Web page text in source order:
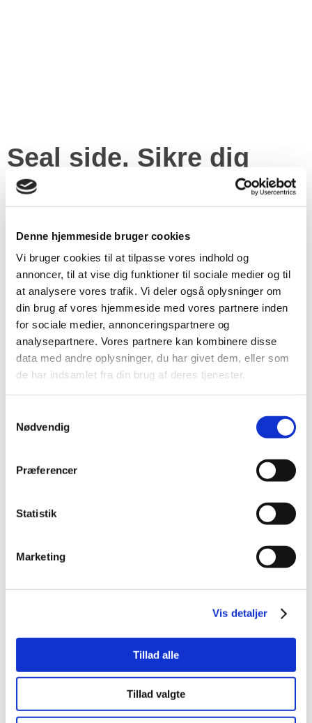
Denne hjemmeside bruger cookies
Vi bruger cookies til at tilpasse vores indhold og
annoncer, til at vise dig funktioner til sociale medier og til
at analysere vores trafik. Vi deler også oplysninger om
din brug af vores hjemmeside med vores partnere inden
for sociale medier, annonceringspartnere og
analysepartnere. Vores partnere kan kombinere disse
data med andre oplysninger, du har givet dem, eller som
de har indsamlet fra din brug af deres tjenester.
Nødvendig
Præferencer
Statistik
Marketing
Vis detaljer
Tillad alle
Tillad valgte
Seal side. Sikre dig
mod sollys, vinden og
regnvand
Undgå vand der splasher ud fra loftet med tætning mellem
konstruktionen og lamellerne – uden ekstra tilkøb.
Azimut
Få tilbud